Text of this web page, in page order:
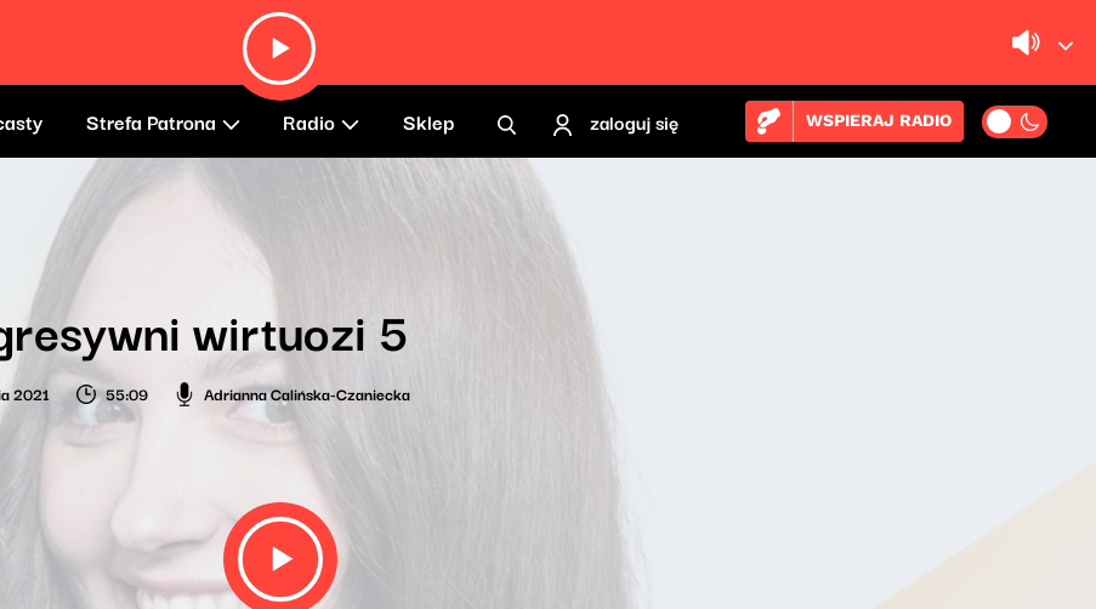
Strefa Patrona Radio Sklep zaloguj się WSPIERAJ RADIO
wirtuozi 5
2021 55:09 Adrianna Calińska-Czaniecka